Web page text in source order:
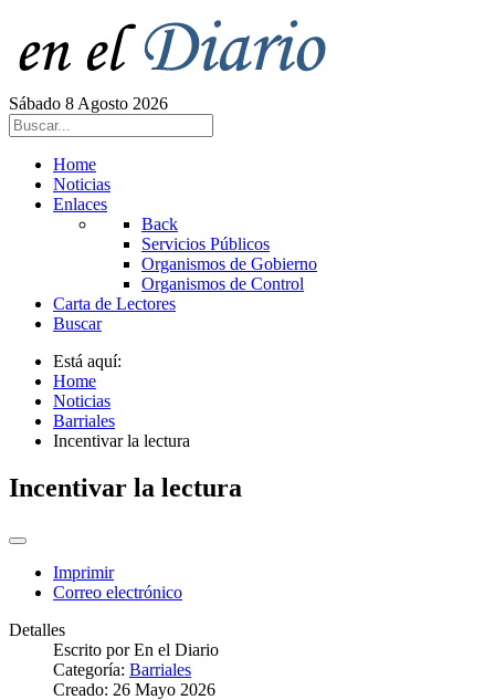
Sábado 8 Agosto 2026
Home
Noticias
Enlaces
Back
Servicios Públicos
Organismos de Gobierno
Organismos de Control
Carta de Lectores
Buscar
Está aquí:
Home
Noticias
Barriales
Incentivar la lectura
Incentivar la lectura
Imprimir
Correo electrónico
Detalles
Escrito porEn el Diario
Categoría: Barriales
Creado: 26 Mayo 2026